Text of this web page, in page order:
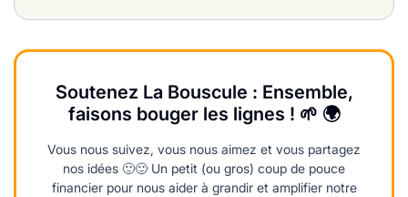
Soutenez La Bouscule : Ensemble,
faisons bouger les lignes ! 🌱 🌍
Vous nous suivez, vous nous aimez et vous partagez
nos idées 🙂🙂 Un petit (ou gros) coup de pouce
financier pour nous aider à grandir et amplifier notre